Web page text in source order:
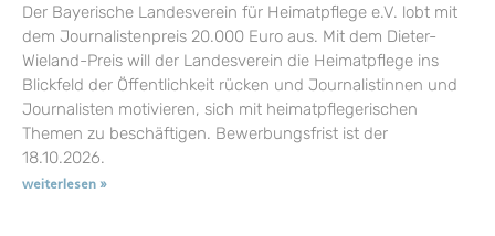
Der Bayerische Landesverein für Heimatpflege e.V. lobt mit
dem Journalistenpreis 20.000 Euro aus. Mit dem Dieter-
Wieland-Preis will der Landesverein die Heimatpflege ins
Blickfeld der Öffentlichkeit rücken und Journalistinnen und
Journalisten motivieren, sich mit heimatpflegerischen
Themen zu beschäftigen. Bewerbungsfrist ist der
18.10.2026.
weiterlesen »